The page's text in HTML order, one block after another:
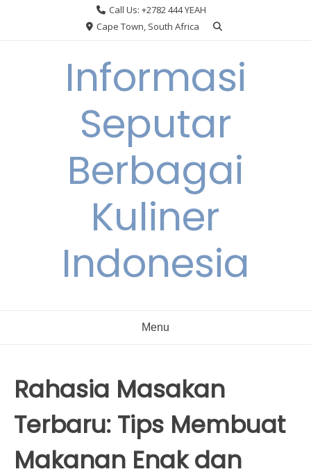
Call Us: +2782 444 YEAH
Cape Town, South Africa
Informasi
Seputar
Berbagai
Kuliner
Indonesia
Menu
Rahasia Masakan
Terbaru: Tips Membuat
Makanan Enak dan